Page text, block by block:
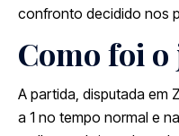
confronto decidido nos
Como foi o
A partida, disputada em
a 1 no tempo normal e